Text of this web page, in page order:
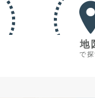
地
で探